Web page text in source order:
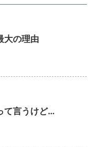
大の理由
て言うけど…